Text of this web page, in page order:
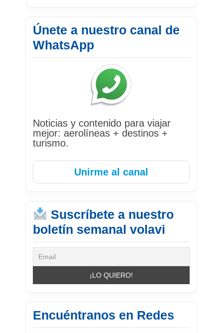
Únete a nuestro canal de
WhatsApp
Noticias y contenido para viajar
mejor: aerolíneas + destinos +
turismo.
Unirme al canal
Suscríbete a nuestro
boletín semanal volavi
Encuéntranos en Redes